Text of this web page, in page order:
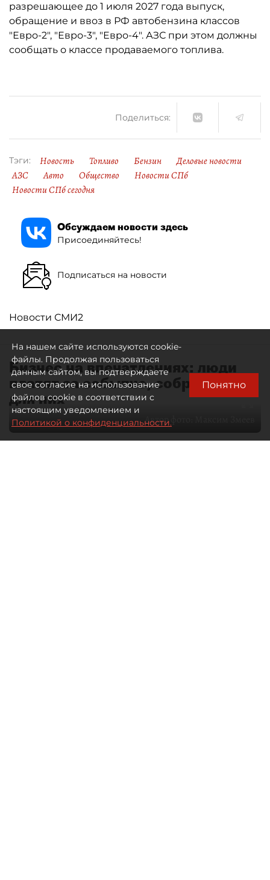
разрешающее до 1 июля 2027 года выпуск,
обращение и ввоз в РФ автобензина классов
"Евро-2", "Евро-3", "Евро-4". АЗС при этом должны
сообщать о классе продаваемого топлива.
Поделиться:
Тэги: Новость Топливо Бензин
Деловые новости
АЗС
Авто Общество
Новости СПб
Новости СПб сегодня
Обсуждаем новости здесь
Присоединяйтесь!
Подписаться на новости
Новости СМИ2
Бизнес на впечатлениях: люди
платят за событие, собранное
для них
Автор фото:
На нашем сайте используются cookie-
файлы. Продолжая пользоваться
данным сайтом, вы подтверждаете
свое согласие на использование
файлов cookie в соответствии с
настоящим уведомлением и
Политикой о конфиденциальности.
Понятно